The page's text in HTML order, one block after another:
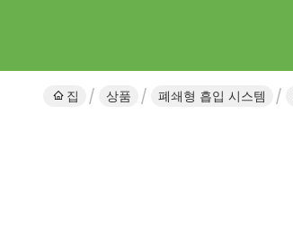
집 상품 폐쇄형 흡입 시스템